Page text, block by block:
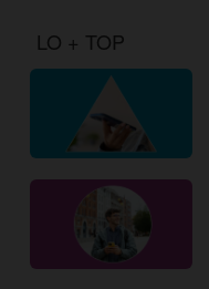
LO + TOP